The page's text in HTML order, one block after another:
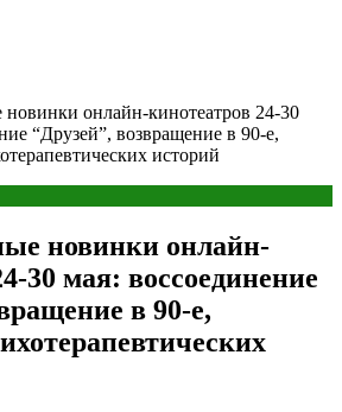
онлайн-кинотеатров 24-30
“Друзей”, возвращение в 90-е,
историй
новинки онлайн-
30 мая: воссоединение
в 90-е,